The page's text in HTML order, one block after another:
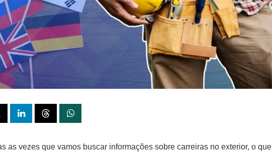
as vezes que vamos buscar informações sobre carreiras no exterior, o que